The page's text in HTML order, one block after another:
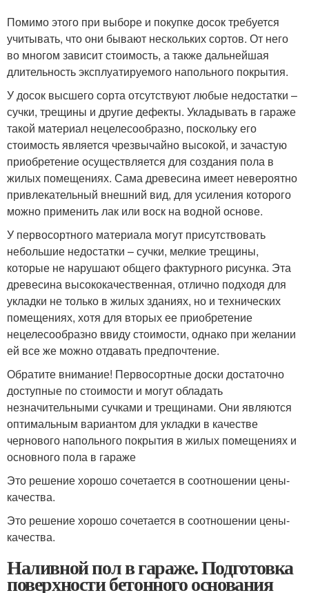
Помимо этого при выборе и покупке досок требуется
учитывать, что они бывают нескольких сортов. От него
во многом зависит стоимость, а также дальнейшая
длительность эксплуатируемого напольного покрытия.
У досок высшего сорта отсутствуют любые недостатки –
сучки, трещины и другие дефекты. Укладывать в гараже
такой материал нецелесообразно, поскольку его
стоимость является чрезвычайно высокой, и зачастую
приобретение осуществляется для создания пола в
жилых помещениях. Сама древесина имеет невероятно
привлекательный внешний вид, для усиления которого
можно применить лак или воск на водной основе.
У первосортного материала могут присутствовать
небольшие недостатки – сучки, мелкие трещины,
которые не нарушают общего фактурного рисунка. Эта
древесина высококачественная, отлично подходя для
укладки не только в жилых зданиях, но и технических
помещениях, хотя для вторых ее приобретение
нецелесообразно ввиду стоимости, однако при желании
ей все же можно отдавать предпочтение.
Обратите внимание! Первосортные доски достаточно
доступные по стоимости и могут обладать
незначительными сучками и трещинами. Они являются
оптимальным вариантом для укладки в качестве
чернового напольного покрытия в жилых помещениях и
основного пола в гараже
Это решение хорошо сочетается в соотношении цены-
качества.
Это решение хорошо сочетается в соотношении цены-
качества.
Наливной пол в гараже. Подготовка
поверхности бетонного основания